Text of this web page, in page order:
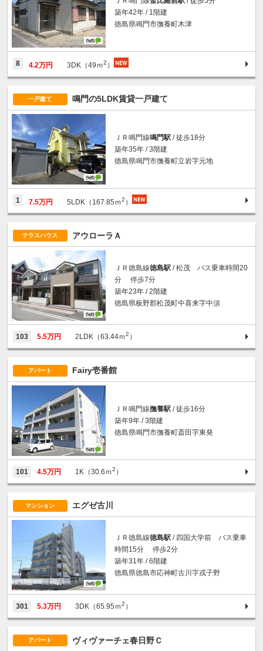
築年42年 / 1階建
徳島県鳴門市撫養町木津
8 4.2万円 3DK（49ｍ2 ）
一戸建て 鳴門の5LDK賃貸一戸建て
ＪＲ鳴門線鳴門駅 / 徒歩18分
築年35年 / 3階建
徳島県鳴門市撫養町立岩字元地
1 7.5万円 5LDK（167.85ｍ2 ）
テラスハウス アウローラＡ
ＪＲ徳島線徳島駅 / 松茂 バス乗車時間20
分 停歩7分
築年23年 / 2階建
徳島県板野郡松茂町中喜来字中須
103 5.5万円 2LDK（63.44ｍ2 ）
アパート Fairy壱番館
ＪＲ鳴門線撫養駅 / 徒歩16分
築年9年 / 3階建
徳島県鳴門市撫養町斎田字東発
101 4.5万円 1K（30.6ｍ2 ）
マンション エグゼ古川
ＪＲ徳島線徳島駅 / 四国大学前 バス乗車
時間15分 停歩2分
築年31年 / 6階建
徳島県徳島市応神町古川字戎子野
301 5.3万円 3DK（65.95ｍ2 ）
アパート ヴィヴァーチェ春日野Ｃ